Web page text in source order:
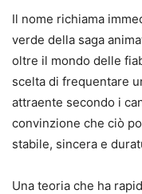
Il nome richiama
verde della saga
oltre il mondo delle
scelta di frequentare
attraente secondo i
convinzione che ciò
stabile, sincera e
Una teoria che ha